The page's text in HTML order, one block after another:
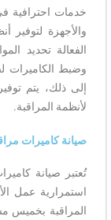
خدمات احترافية
والأجهزة لتوفير
الفعالة تحديد
وضبط الكاميرات
إلى ذلك، يتم
لأنظمة المراقبة.
صيانة كاميرات
تُعتبر صيانة
استمرارية عمل
المراقبة بخميس